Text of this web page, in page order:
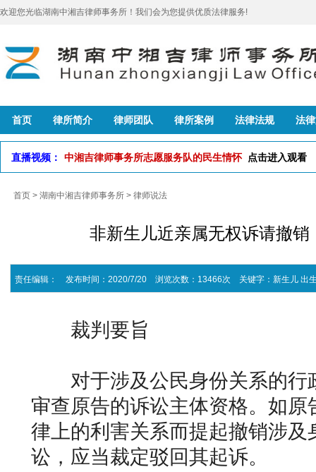
欢迎您光临湖南中湘吉律师事务所！我们会为您提供优质法律服务!
首页 律所简介 律师团队 律所案例 法律法规 法
直播视频： 中湘吉律师事务所志愿服务队的民生情怀 点击进入观看
首页 > 湖南中湘吉律师事务所 > 律师说法
非新生儿近亲属无权诉请撤销
责任编辑： 发布时间：2020/7/20 浏览次数：13466次 关键字： 新生儿 出
裁判要旨
对于涉及公民身份关系的行
审查原告的诉讼主体资格。如原
律上的利害关系而提起撤销涉及
讼，应当裁定驳回其起诉。